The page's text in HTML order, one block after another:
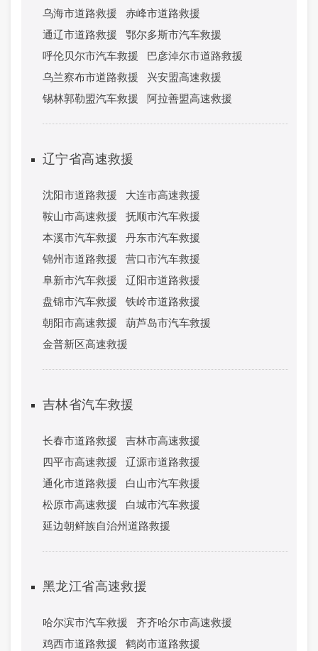
乌海市道路救援
赤峰市道路救援
通辽市道路救援
鄂尔多斯市汽车救援
呼伦贝尔市汽车救援
巴彦淖尔市道路救援
乌兰察布市道路救援
兴安盟高速救援
锡林郭勒盟汽车救援
阿拉善盟高速救援
辽宁省高速救援
沈阳市道路救援
大连市高速救援
鞍山市高速救援
抚顺市汽车救援
本溪市汽车救援
丹东市汽车救援
锦州市道路救援
营口市汽车救援
阜新市汽车救援
辽阳市道路救援
盘锦市汽车救援
铁岭市道路救援
朝阳市高速救援
葫芦岛市汽车救援
金普新区高速救援
吉林省汽车救援
长春市道路救援
吉林市高速救援
四平市高速救援
辽源市道路救援
通化市道路救援
白山市汽车救援
松原市高速救援
白城市汽车救援
延边朝鲜族自治州道路救援
黑龙江省高速救援
哈尔滨市汽车救援
齐齐哈尔市高速救援
鸡西市道路救援
鹤岗市道路救援